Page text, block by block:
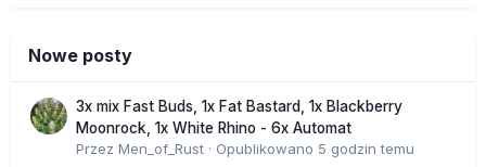
Nowe posty
3x mix Fast Buds, 1x Fat Bastard, 1x Blackberry
Moonrock, 1x White Rhino - 6x Automat
Przez Men_of_Rust · Opublikowano 5 godzin temu